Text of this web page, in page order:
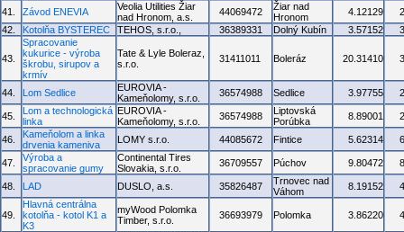
41. Závod ENEVIA
Veolia Utilities Žiar
nad Hronom, a.s.
44069472
Žiar nad
Hronom
4.12129
42.
Kotolňa BYSTEREC TEHOS, s.r.o., 36389331 Dolný Kubín 3.57152
43.
Spracovanie
kukurice - výroba
škrobu, sirupov a
krmív
Tate & Lyle Boleraz,
s.r.o.
31411011 Boleráz 20.31410
44. Lom Sedlice
EUROVIA -
Kameňolomy, s.r.o.
36574988 Sedlice 3.97755
45.
Lom a technologická
linka
EUROVIA -
Kameňolomy, s.r.o.
36574988
Liptovská
Porúbka
8.89001
46.
Kameňolom a linka
drvenia kameniva
LOMY s.r.o. 44085672 Fintice 5.62314
47.
Výroba a
spracovanie gumy
Continental Tires
Slovakia, s.r.o.
36709557 Púchov 9.80472
48. LAD DUSLO, a.s. 35826487
Trnovec nad
Váhom
8.19152
49.
Hlavná centrálna
kotolňa - kotol K1 a
K3
myWood Polomka
Timber, s.r.o.
36693979 Polomka 3.86220